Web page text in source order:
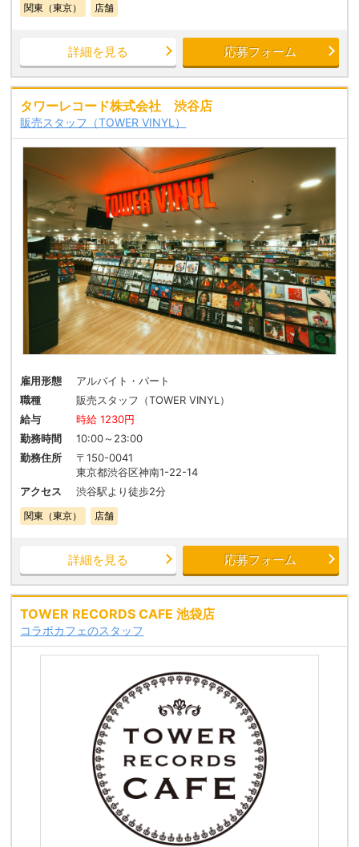
関東（東京） 店舗
詳細を見る 応募フォーム
タワーレコード株式会社 渋谷店
販売スタッフ（TOWER VINYL）
雇用形態
アルバイト・パート
職種
販売スタッフ（TOWER VINYL）
給与
時給 1230円
勤務時間
10:00～23:00
勤務住所
〒150-0041
東京都渋谷区神南1-22-14
アクセス
渋谷駅より徒歩2分
関東（東京） 店舗
詳細を見る 応募フォーム
TOWER RECORDS CAFE 池袋店
コラボカフェのスタッフ